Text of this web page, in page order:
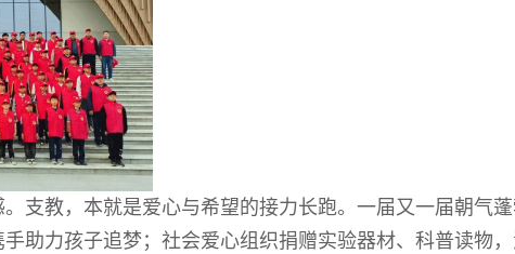
支教，本就是爱心与希望的接力长跑。一届又一届朝气
助力孩子追梦；社会爱心组织捐赠实验器材、科普读物